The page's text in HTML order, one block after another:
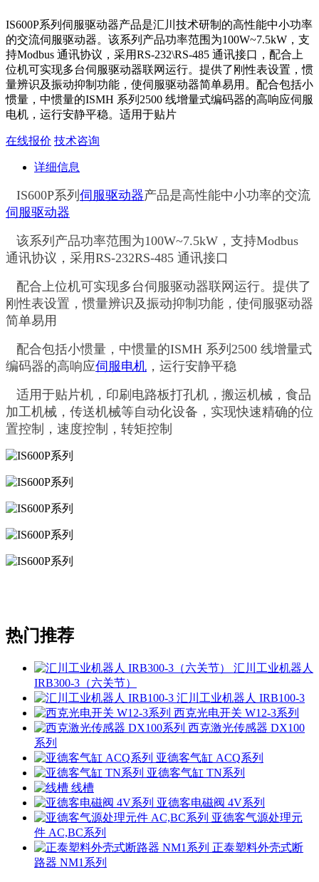
IS600P系列伺服驱动器产品是汇川技术研制的高性能中小功率
的交流伺服驱动器。该系列产品功率范围为100W~7.5kW，支
持Modbus 通讯协议，采用RS-232\RS-485 通讯接口，配合上
位机可实现多台伺服驱动器联网运行。提供了刚性表设置，惯
量辨识及振动抑制功能，使伺服驱动器简单易用。配合包括小
惯量，中惯量的ISMH 系列2500 线增量式编码器的高响应伺服
电机，运行安静平稳。适用于贴片
在线报价 技术咨询
详细信息
IS600P系列 伺服驱动器产品是高性能中小功率的交流
伺服驱动器
该系列产品功率范围为100W~7.5kW，支持Modbus
通讯协议，采用RS-232RS-485 通讯接口
配合上位机可实现多台伺服驱动器联网运行。提供了
刚性表设置，惯量辨识及振动抑制功能，使伺服驱动器
简单易用
配合包括小惯量，中惯量的ISMH 系列2500 线增量式
编码器的高响应伺服电机 ，运行安静平稳
适用于贴片机，印刷电路板打孔机，搬运机械，食品
加工机械，传送机械等自动化设备，实现快速精确的位
置控制，速度控制，转矩控制
热门推荐
汇川工业机器人
IRB300-3（六关节）
汇川工业机器人 IRB100-3
西克光电开关 W12-3系列
西克激光传感器 DX100
系列
亚德客气缸 ACQ系列
亚德客气缸 TN系列
线槽
亚德客电磁阀 4V系列
亚德客气源处理元
件 AC,BC系列
正泰塑料外壳式断
路器 NM1系列